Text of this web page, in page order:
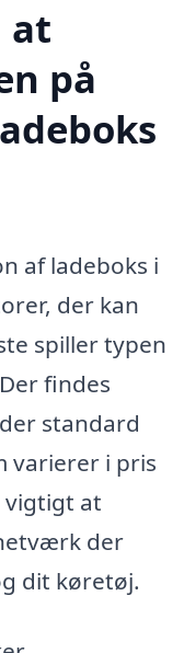
at
på
af ladeboks i
der kan
spiller typen
findes
standard
varierer i pris
vigtigt at
der
dit køretøj.